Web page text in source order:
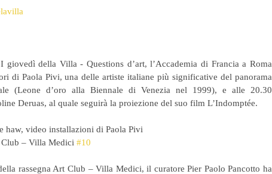
della Villa - Questions d’art, l’Accademia di Francia a Roma
di Paola Pivi, una delle artiste italiane più significative del panorama
(Leone d’oro alla Biennale di Venezia nel 1999), e alle 20.30
Deruas, al quale seguirà la proiezione del suo film L’Indomptée.
haw, video installazioni di Paola Pivi
Club – Villa Medici #10
rassegna Art Club – Villa Medici, il curatore Pier Paolo Pancotto ha